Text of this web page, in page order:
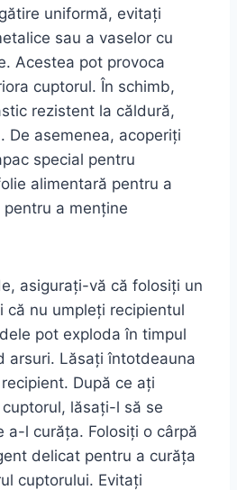
uniformă, evitați
sau a vaselor cu
Acestea pot provoca
cuptorul. În schimb,
rezistent la căldură,
De asemenea, acoperiți
special pentru
alimentară pentru a
a menține
asigurați-vă că folosiți un
că nu umpleți recipientul
pot exploda în timpul
arsuri. Lăsați întotdeauna
După ce ați
lăsați-l să se
a-l curăța. Folosiți o cârpă
delicat pentru a curăța
cuptorului. Evitați